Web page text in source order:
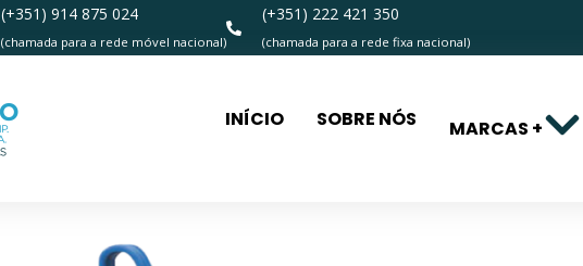
(+351) 914 875 024
(chamada para a rede móvel nacional)
(+351) 222 421 350
(chamada para a rede fixa nacional)
INÍCIO SOBRE NÓS MARCAS +